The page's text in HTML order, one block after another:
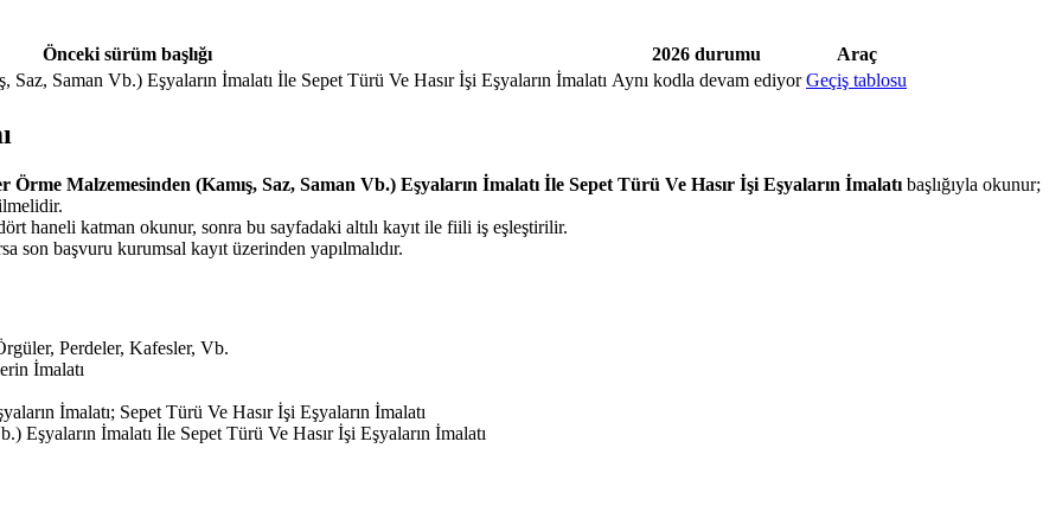
Önceki sürüm başlığı 2026 durumu
Araç
Saman Vb.) Eşyaların İmalatı İle Sepet Türü Ve Hasır İşi Eşyaların İmalatı Aynı kodla devam ediyor Geçiş tablosu
Örme Malzemesinden (Kamış, Saz, Saman Vb.) Eşyaların İmalatı İle Sepet Türü Ve Hasır İşi Eşyaların İmalatı başlığıyla okunur;
haneli katman okunur, sonra bu sayfadaki altılı kayıt ile fiili iş eşleştirilir.
başvuru kurumsal kayıt üzerinden yapılmalıdır.
Perdeler, Kafesler, Vb.
İmalatı
İmalatı; Sepet Türü Ve Hasır İşi Eşyaların İmalatı
Eşyaların İmalatı İle Sepet Türü Ve Hasır İşi Eşyaların İmalatı